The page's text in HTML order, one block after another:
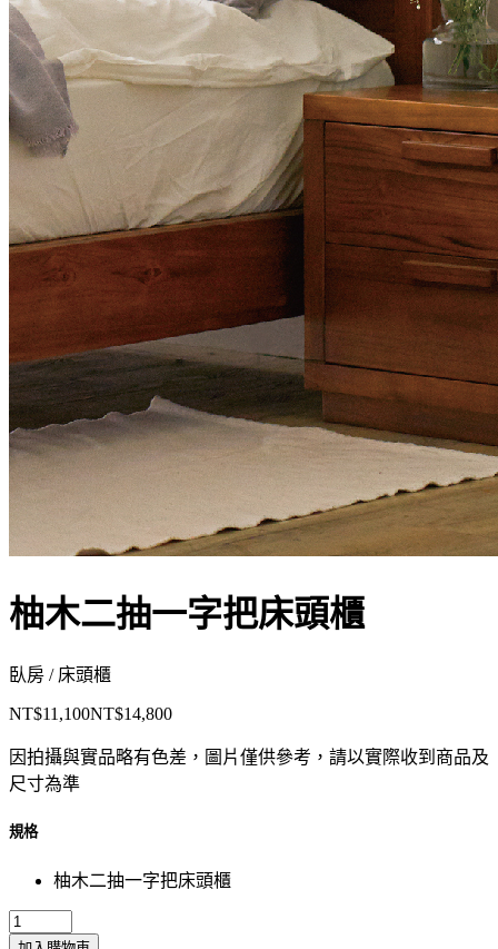
柚木二抽一字把床頭櫃
臥房 / 床頭櫃
NT$11,100NT$14,800
因拍攝與實品略有色差，圖片僅供參考，請以實際收到商品及
尺寸為準
規格
柚木二抽一字把床頭櫃